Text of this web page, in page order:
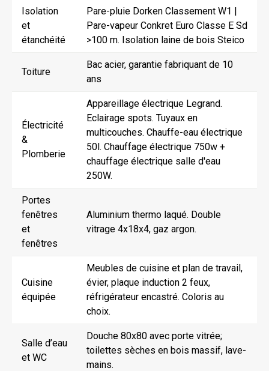
Isolation
et
étanchéité
Pare-pluie Dorken Classement W1 |
Pare-vapeur Conkret Euro Classe E Sd
>100 m. Isolation laine de bois Steico
Toiture
Bac acier, garantie fabriquant de 10
ans
Électricité
&
Plomberie
Appareillage électrique Legrand.
Eclairage spots. Tuyaux en
multicouches. Chauffe-eau électrique
50l. Chauffage électrique 750w +
chauffage électrique salle d'eau
250W.
Portes
fenêtres
et
fenêtres
Aluminium thermo laqué. Double
vitrage 4x18x4, gaz argon.
Cuisine
équipée
Meubles de cuisine et plan de travail,
évier, plaque induction 2 feux,
réfrigérateur encastré. Coloris au
choix.
Salle d’eau
et WC
Douche 80x80 avec porte vitrée;
toilettes sèches en bois massif, lave-
mains.